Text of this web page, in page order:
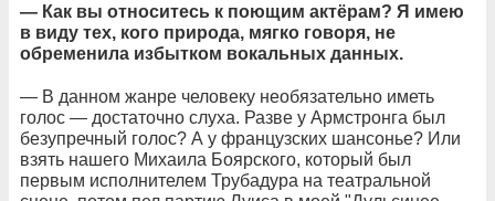
— Как вы относитесь к поющим актёрам? Я имею
в виду тех, кого природа, мягко говоря, не
обременила избытком вокальных данных.
— В данном жанре человеку необязательно иметь
голос — достаточно слуха. Разве у Армстронга был
безупречный голос? А у французских шансонье? Или
взять нашего Михаила Боярского, который был
первым исполнителем Трубадура на театральной